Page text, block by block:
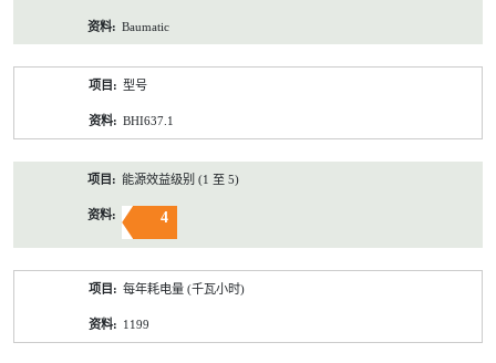
Baumatic
型号
BHI637.1
能源效益级别 (1 至 5)
4
每年耗电量 (千瓦小时)
1199